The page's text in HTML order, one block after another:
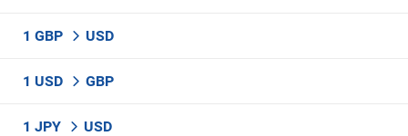
1 GBP USD
1 USD GBP
1 JPY USD